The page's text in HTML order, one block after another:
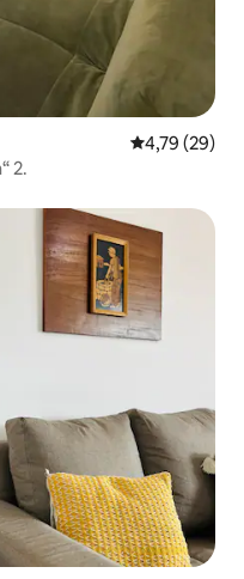
Средна
4,79 (29)
2.